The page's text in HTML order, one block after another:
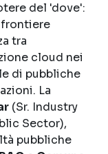
del 'dove':
tra
cloud nei
di pubbliche
La
(Sr. Industry
Sector),
pubbliche